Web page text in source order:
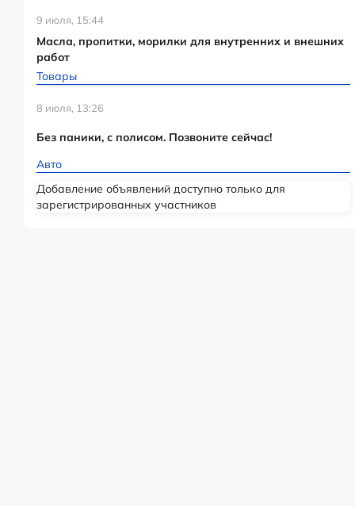
9 июля, 15:44
Масла, пропитки, морилки для внутренних и внешних
работ
Товары
8 июля, 13:26
Без паники, с полисом. Позвоните сейчас!
Авто
Добавление объявлений доступно только для
зарегистрированных участников